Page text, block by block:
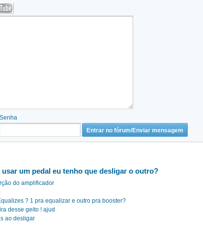
Senha
usar um pedal eu tenho que desligar o outro?
do amplificador
? 1 pra equalizar e outro pra booster?
desse geito ! ajud
ao desligar